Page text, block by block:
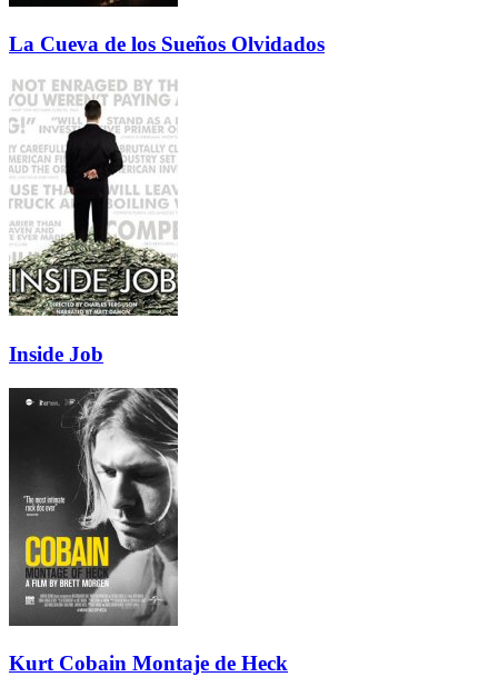
La Cueva de los Sueños Olvidados
Inside Job
Kurt Cobain Montaje de Heck